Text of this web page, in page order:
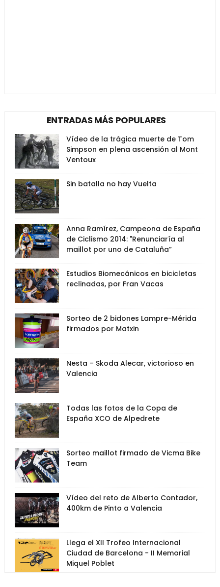
ENTRADAS MÁS POPULARES
Vídeo de la trágica muerte de Tom
Simpson en plena ascensión al Mont
Ventoux
Sin batalla no hay Vuelta
Anna Ramírez, Campeona de España
de Ciclismo 2014: "Renunciaría al
maillot por uno de Cataluña”
Estudios Biomecánicos en bicicletas
reclinadas, por Fran Vacas
Sorteo de 2 bidones Lampre-Mérida
firmados por Matxin
Nesta – Skoda Alecar, victorioso en
Valencia
Todas las fotos de la Copa de
España XCO de Alpedrete
Sorteo maillot firmado de Vicma Bike
Team
Vídeo del reto de Alberto Contador,
400km de Pinto a Valencia
Llega el XII Trofeo Internacional
Ciudad de Barcelona - II Memorial
Miquel Poblet